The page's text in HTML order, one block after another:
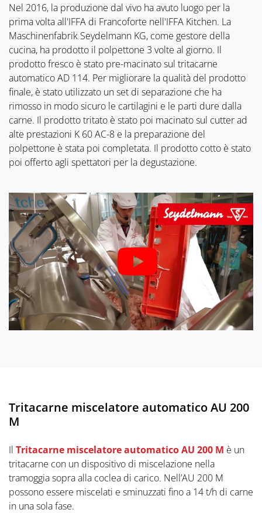
Nel 2016, la produzione dal vivo ha avuto luogo per la
prima volta all'IFFA di Francoforte nell'IFFA Kitchen. La
Maschinenfabrik Seydelmann KG, come gestore della
cucina, ha prodotto il polpettone 3 volte al giorno. Il
prodotto fresco è stato pre-macinato sul tritacarne
automatico AD 114. Per migliorare la qualità del prodotto
finale, è stato utilizzato un set di separazione che ha
rimosso in modo sicuro le cartilagini e le parti dure dalla
carne. Il prodotto tritato è stato poi macinato sul cutter ad
alte prestazioni K 60 AC-8 e la preparazione del
polpettone è stata poi completata. Il prodotto cotto è stato
poi offerto agli spettatori per la degustazione.
Tritacarne miscelatore automatico AU 200
M
Il Tritacarne miscelatore automatico AU 200 M è un
tritacarne con un dispositivo di miscelazione nella
tramoggia sopra alla coclea di carico. Nell’AU 200 M
possono essere miscelati e sminuzzati fino a 14 t/h di carne
in una sola fase.